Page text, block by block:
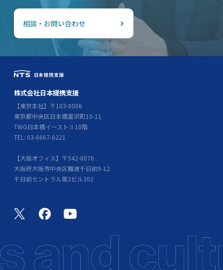
相談・お問い合わせ
株式会社日本提携支援
【東京本社】〒103-0006
東京都中央区日本橋富沢町10-11
TWG日本橋イーストⅡ10階
TEL: 03-6667-0221
【大阪オフィス】〒542-0076
大阪府大阪市中央区難波千日前9-12
千日前セントラル第3ビル302